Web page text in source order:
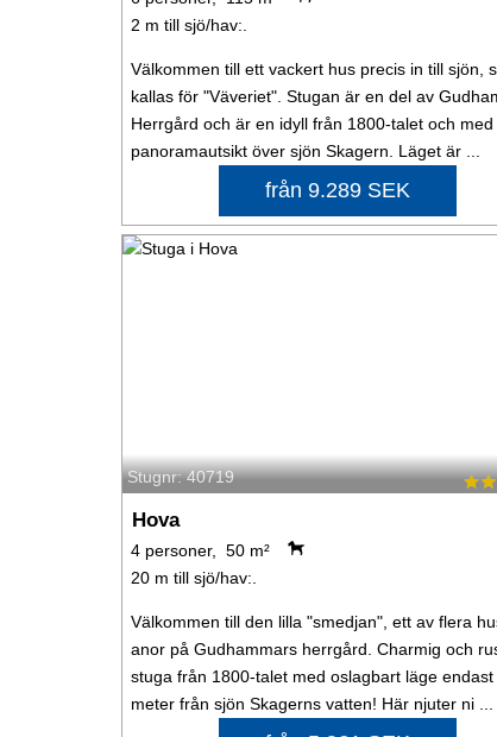
2 m till sjö/hav:.
Välkommen till ett vackert hus precis in till sjön,
kallas för "Väveriet". Stugan är en del av
Herrgård och är en idyll från 1800-talet och med
panoramautsikt över sjön Skagern. Läget är ...
från 9.289 SEK
Stugnr: 40719
Hova
4 personer, 50 m²
20 m till sjö/hav:.
Välkommen till den lilla "smedjan", ett av flera
anor på Gudhammars herrgård. Charmig och
stuga från 1800-talet med oslagbart läge endast
meter från sjön Skagerns vatten! Här njuter ni ...